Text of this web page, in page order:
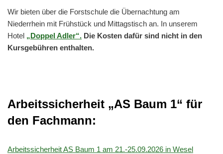
Wir bieten über die Forstschule die Übernachtung am
Niederrhein mit Frühstück und Mittagstisch an. In unserem
Hotel „Doppel Adler“. Die Kosten dafür sind nicht in den
Kursgebühren enthalten.
Arbeitssicherheit „AS Baum 1“ für
den Fachmann:
Arbeitssicherheit AS Baum 1 am 21.-25.09.2026 in Wesel